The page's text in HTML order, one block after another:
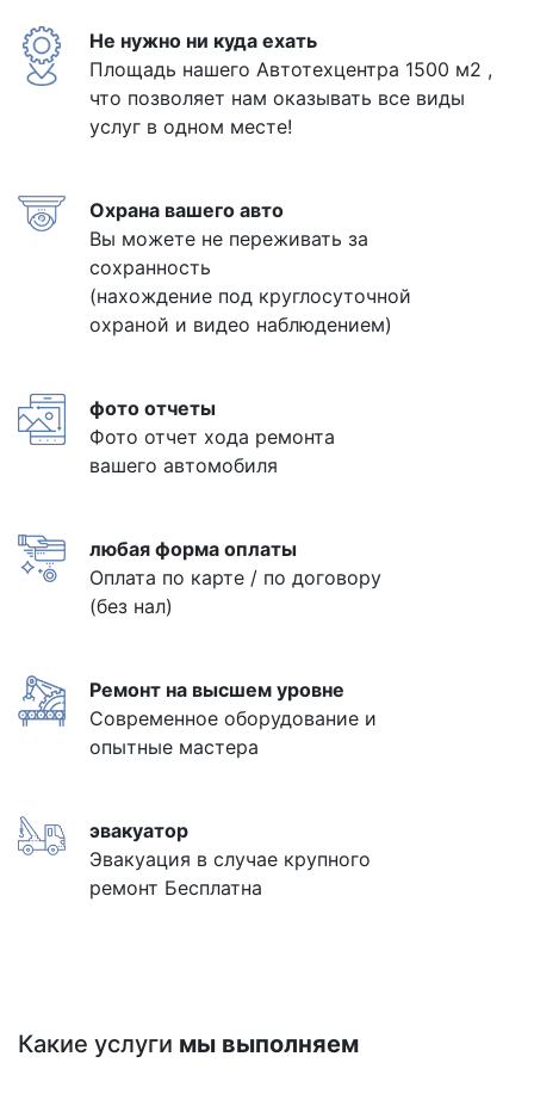
Не нужно ни куда ехать
Площадь нашего Автотехцентра 1500 м2 ,
что позволяет нам оказывать все виды
услуг в одном месте!
Охрана вашего авто
Вы можете не переживать за
сохранность
(нахождение под круглосуточной
охраной и видео наблюдением)
фото отчеты
Фото отчет хода ремонта
вашего автомобиля
любая форма оплаты
Оплата по карте / по договору
(без нал)
Ремонт на высшем уровне
Современное оборудование и
опытные мастера
эвакуатор
Эвакуация в случае крупного
ремонт Бесплатна
Какие услуги мы выполняем